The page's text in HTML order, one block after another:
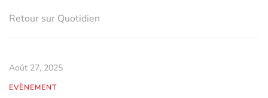
Retour sur Quotidien
Août 27, 2025
EVÈNEMENT